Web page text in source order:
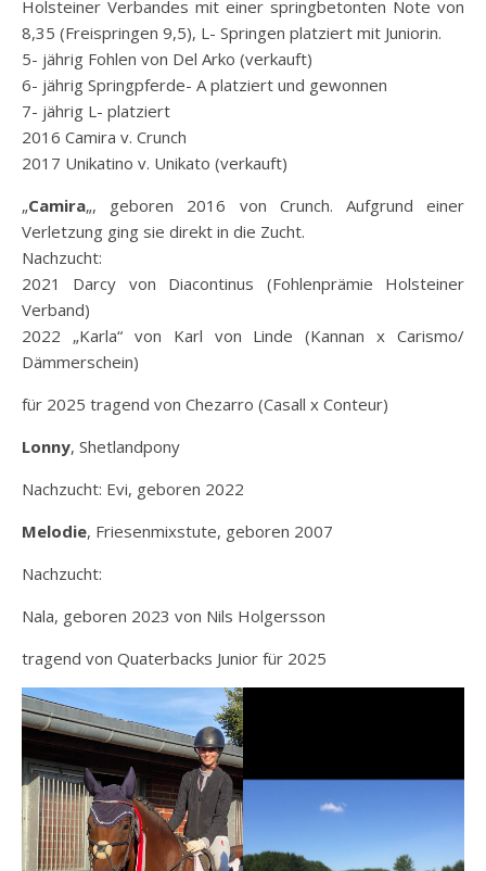
Holsteiner Verbandes mit einer springbetonten Note von
8,35 (Freispringen 9,5), L- Springen platziert mit Juniorin.
5- jährig Fohlen von Del Arko (verkauft)
6- jährig Springpferde- A platziert und gewonnen
7- jährig L- platziert
2016 Camira v. Crunch
2017 Unikatino v. Unikato (verkauft)
„Camira„, geboren 2016 von Crunch. Aufgrund einer
Verletzung ging sie direkt in die Zucht.
Nachzucht:
2021 Darcy von Diacontinus (Fohlenprämie Holsteiner
Verband)
2022 „Karla“ von Karl von Linde (Kannan x Carismo/
Dämmerschein)
für 2025 tragend von Chezarro (Casall x Conteur)
Lonny, Shetlandpony
Nachzucht: Evi, geboren 2022
Melodie, Friesenmixstute, geboren 2007
Nachzucht:
Nala, geboren 2023 von Nils Holgersson
tragend von Quaterbacks Junior für 2025